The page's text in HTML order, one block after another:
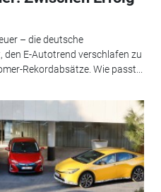
– die deutsche
E-Autotrend verschlafen zu
Rekordabsätze. Wie passt...